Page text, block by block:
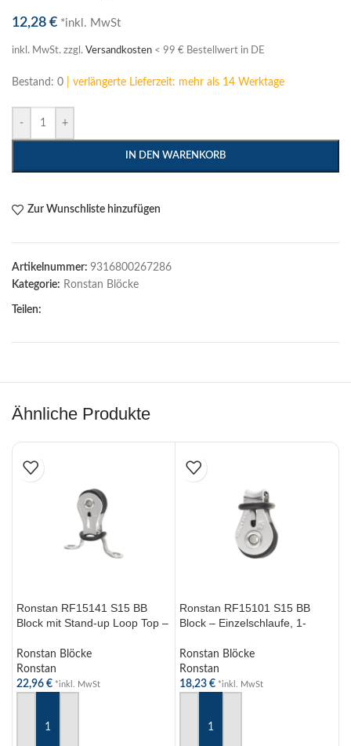
12,28 € *inkl. MwSt
inkl. MwSt. zzgl. Versandkosten < 99 € Bestellwert in DE
Bestand: 0 | verlängerte Lieferzeit: mehr als 14 Werktage
- +
IN DEN WARENKORB
Zur Wunschliste hinzufügen
Artikelnummer: 9316800267286
Kategorie: Ronstan Blöcke
Teilen:
Ähnliche Produkte
Ronstan RF15141 S15 BB
Block mit Stand-up Loop Top –
Leistung
Ronstan Blöcke
Ronstan
22,96 € *inkl. MwSt
Ronstan RF15101 S15 BB
Block – Einzelschlaufe, 1-
Segelzubehör,
9316800555116
Ronstan Blöcke
Ronstan
18,23 € *inkl. MwSt